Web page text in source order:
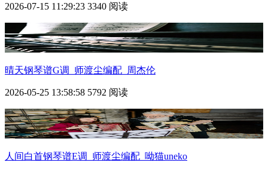
2026-07-15 11:29:23 3340 阅读
晴天钢琴谱G调_师渡尘编配_周杰伦
2026-05-25 13:58:58 5792 阅读
人间白首钢琴谱E调_师渡尘编配_呦猫uneko